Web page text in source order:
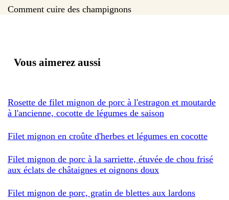
Comment cuire des champignons
Vous aimerez aussi
Rosette de filet mignon de porc à l'estragon et moutarde
à l'ancienne, cocotte de légumes de saison
Filet mignon en croûte d'herbes et légumes en cocotte
Filet mignon de porc à la sarriette, étuvée de chou frisé
aux éclats de châtaignes et oignons doux
Filet mignon de porc, gratin de blettes aux lardons